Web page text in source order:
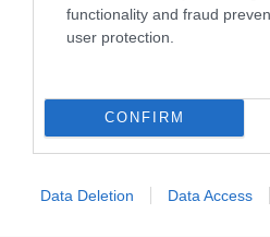
functionality and fraud
user protection.
CONFIRM
Data Deletion Data Access
tudást és a rugalmas…